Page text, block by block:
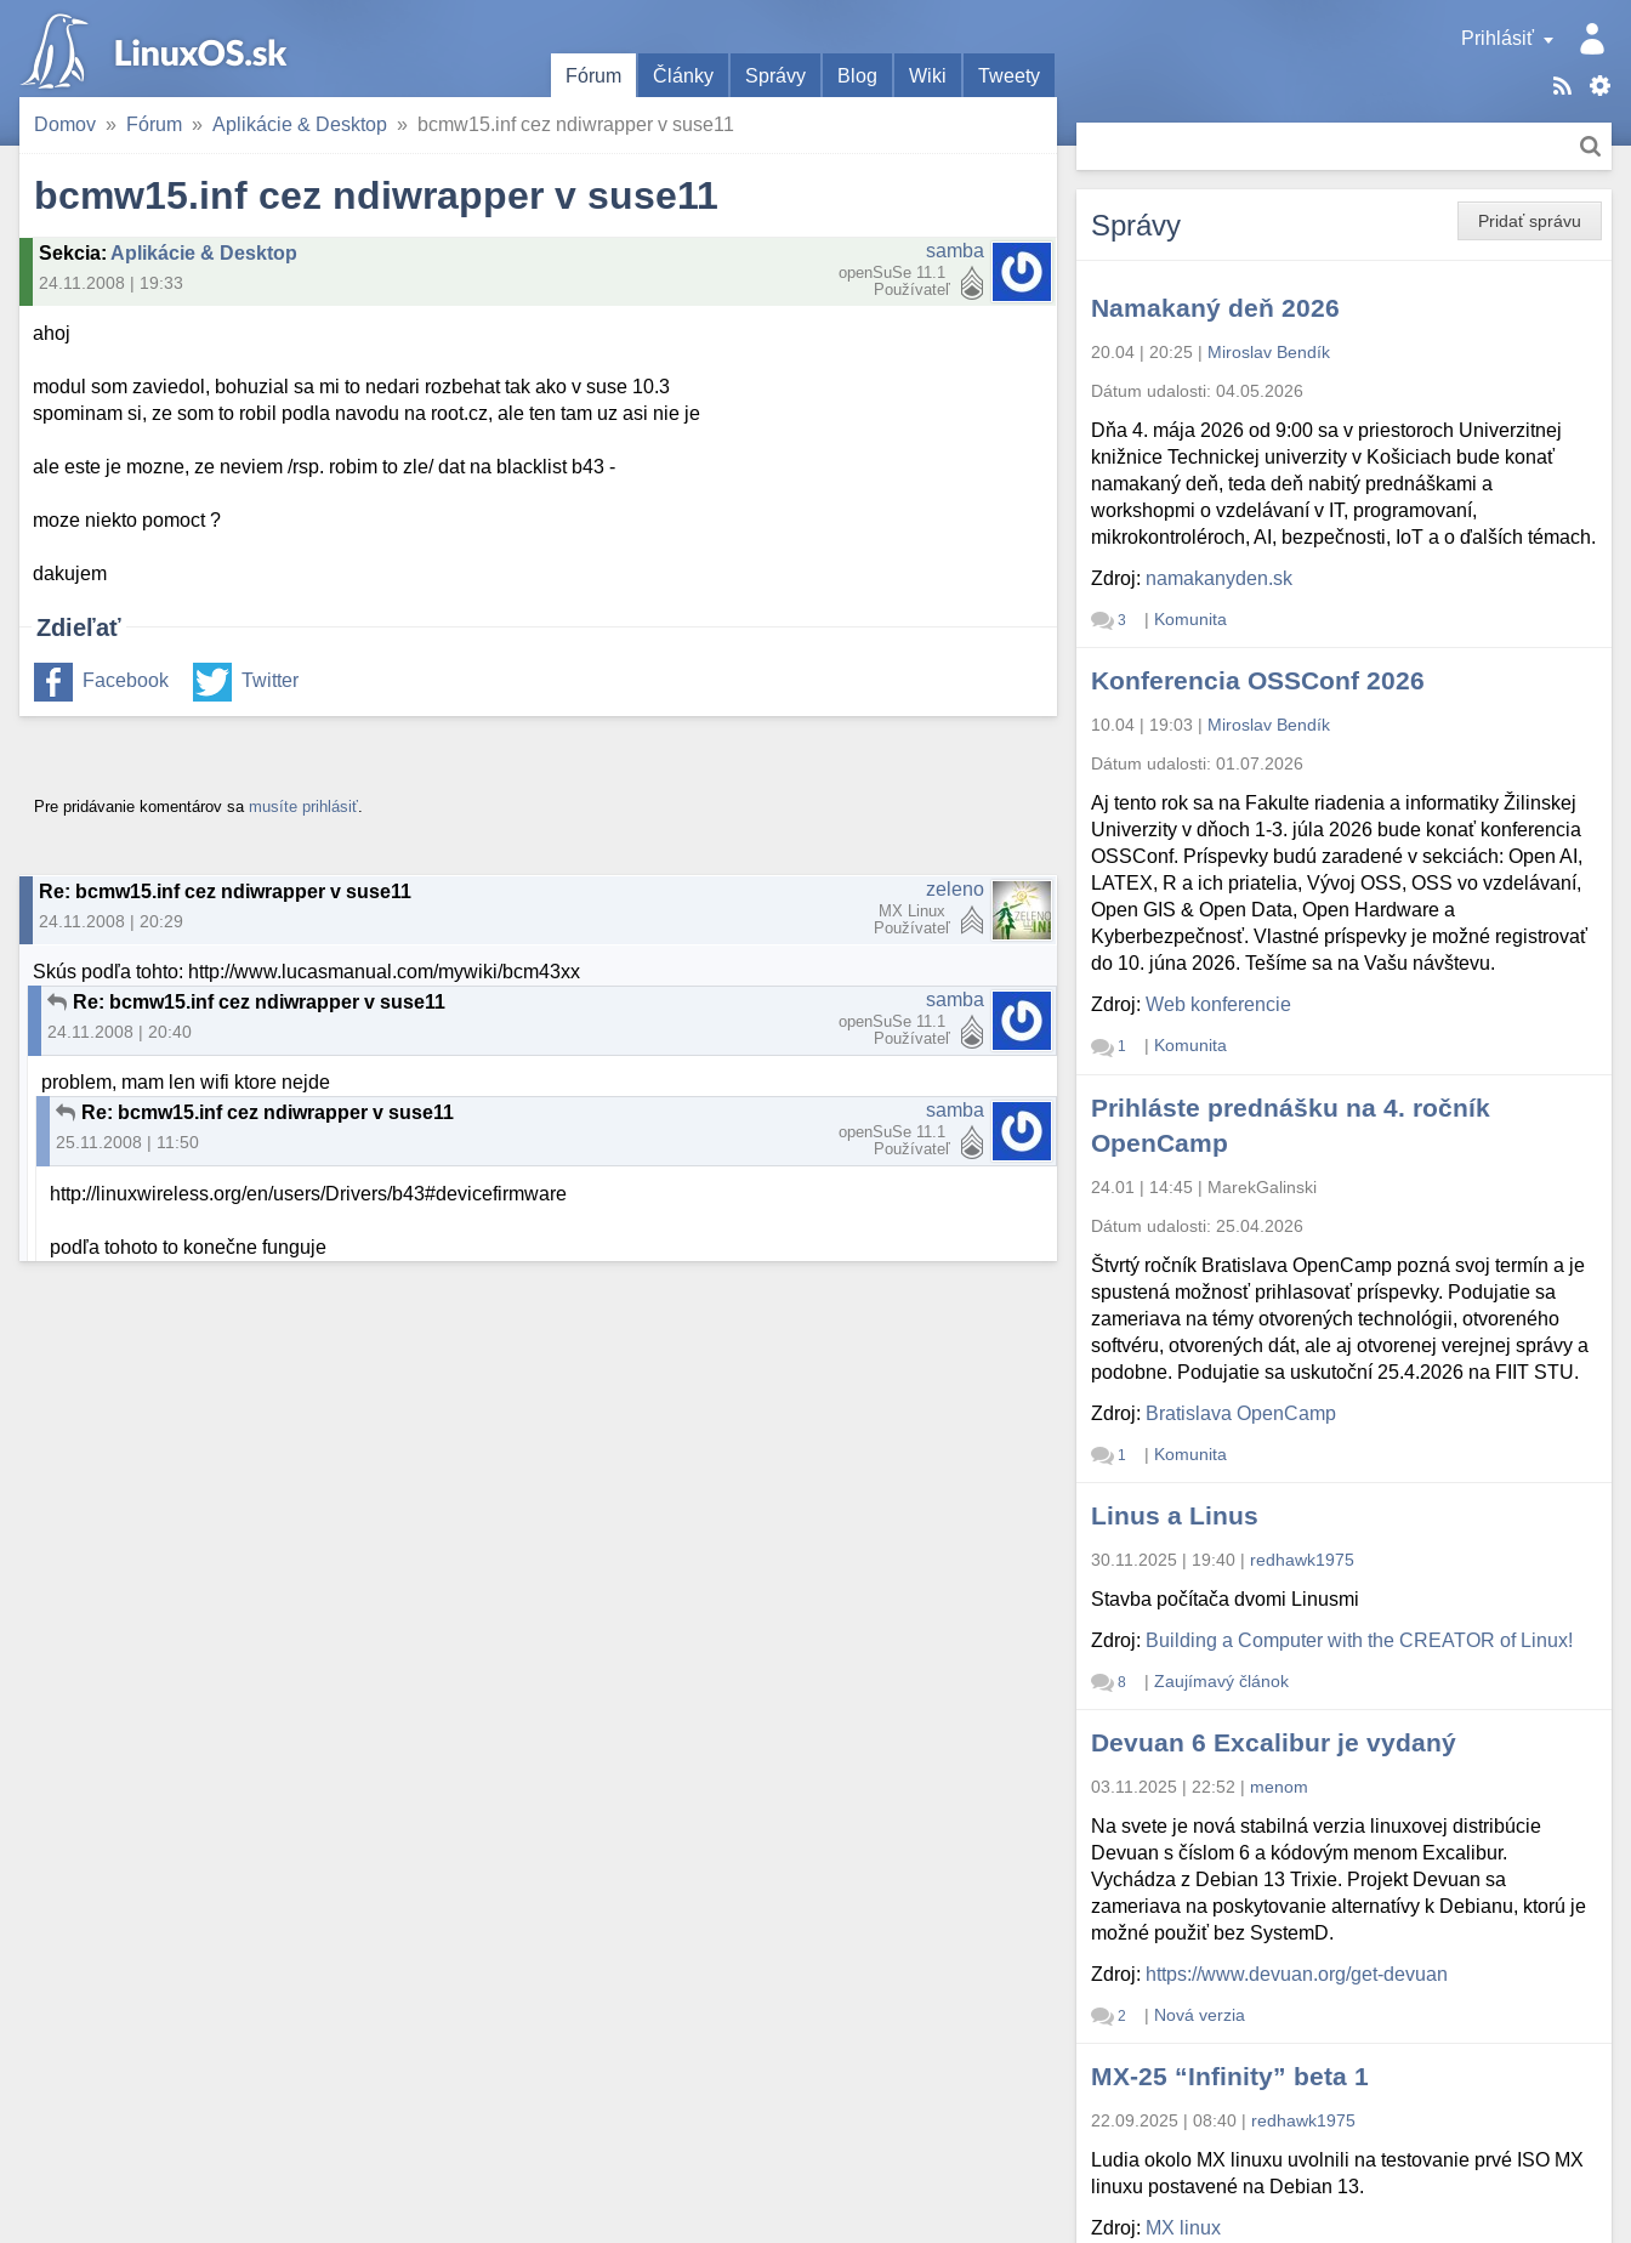
Prihlásiť
Fórum
Články Správy Blog Wiki Tweety
Domov Fórum Aplikácie & Desktop bcmw15.inf cez ndiwrapper v suse11
bcmw15.inf cez ndiwrapper v suse11
Sekcia: Aplikácie & Desktop
24.11.2008 | 19:33
samba
openSuSe 11.1
Používateľ
ahoj
modul som zaviedol, bohuzial sa mi to nedari rozbehat tak ako v suse 10.3
spominam si, ze som to robil podla navodu na root.cz, ale ten tam uz asi nie je
ale este je mozne, ze neviem /rsp. robim to zle/ dat na blacklist b43 -
moze niekto pomoct ?
dakujem
Zdieľať
Facebook Twitter
Pre pridávanie komentárov sa musíte prihlásiť
Re: bcmw15.inf cez ndiwrapper v suse11
24.11.2008 | 20:29
zeleno
MX Linux
Používateľ
Skús podľa tohto: http://www.lucasmanual.com/mywiki/bcm43xx
Re: bcmw15.inf cez ndiwrapper v suse11
24.11.2008 | 20:40
samba
openSuSe 11.1
Používateľ
problem, mam len wifi ktore nejde
Re: bcmw15.inf cez ndiwrapper v suse11
25.11.2008 | 11:50
samba
openSuSe 11.1
Používateľ
http://linuxwireless.org/en/users/Drivers/b43#devicefirmware
podľa tohoto to konečne funguje
Pridať správu
Správy
Namakaný deň 2026
20.04 | 20:25 | Miroslav Bendík
Dátum udalosti:04.05.2026
Dňa 4. mája 2026 od 9:00 sa v priestoroch Univerzitnej
knižnice Technickej univerzity v Košiciach bude konať
namakaný deň, teda deň nabitý prednáškami a
workshopmi o vzdelávaní v IT, programovaní,
mikrokontroléroch, AI, bezpečnosti, IoT a o ďalších témach.
Zdroj: namakanyden.sk
3 | Komunita
Konferencia OSSConf 2026
10.04 | 19:03 | Miroslav Bendík
Dátum udalosti:01.07.2026
Aj tento rok sa na Fakulte riadenia a informatiky Žilinskej
Univerzity v dňoch 1-3. júla 2026 bude konať konferencia
OSSConf. Príspevky budú zaradené v sekciách: Open AI,
LATEX, R a ich priatelia, Vývoj OSS, OSS vo vzdelávaní,
Open GIS & Open Data, Open Hardware a
Kyberbezpečnosť. Vlastné príspevky je možné registrovať
do 10. júna 2026. Tešíme sa na Vašu návštevu.
Zdroj:Web konferencie
1 | Komunita
Prihláste prednášku na 4. ročník
OpenCamp
24.01 | 14:45 | MarekGalinski
Dátum udalosti: 25.04.2026
Štvrtý ročník Bratislava OpenCamp pozná svoj termín a je
spustená možnosť prihlasovať príspevky. Podujatie sa
zameriava na témy otvorených technológii, otvoreného
softvéru, otvorených dát, ale aj otvorenej verejnej správy a
podobne. Podujatie sa uskutoční 25.4.2026 na FIIT STU.
Zdroj: Bratislava OpenCamp
1 | Komunita
Linus a Linus
30.11.2025 | 19:40 | redhawk1975
Stavba počítača dvomi Linusmi
Zdroj: Building a Computer with the CREATOR of Linux!
8 | Zaujímavý článok
Devuan 6 Excalibur je vydaný
03.11.2025 | 22:52 | menom
Na svete je nová stabilná verzia linuxovej distribúcie
Devuan s číslom 6 a kódovým menom Excalibur.
Vychádza z Debian 13 Trixie. Projekt Devuan sa
zameriava na poskytovanie alternatívy k Debianu, ktorú je
možné použiť bez SystemD.
Zdroj: https://www.devuan.org/get-devuan
2 | Nová verzia
MX-25 “Infinity” beta 1
22.09.2025 | 08:40 | redhawk1975
Ludia okolo MX linuxu uvolnili na testovanie prvé ISO MX
linuxu postavené na Debian 13.
Zdroj: MX linux